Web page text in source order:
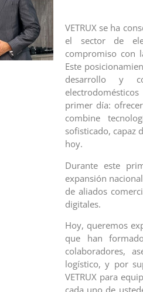
VETRUX se ha
el sector de
compromiso con
Este
desarrollo y
primer día:
combine
sofisticado, capaz
hoy.
Durante este
expansión
de aliados
digitales.
Hoy, queremos
que han
colaboradores,
logístico, y por
VETRUX para
cada uno de